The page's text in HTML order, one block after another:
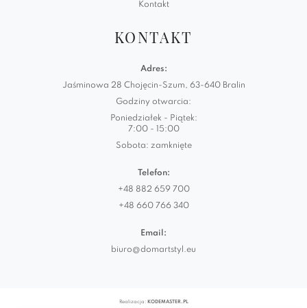
Kontakt
KONTAKT
Adres:
Jaśminowa 28 Chojęcin-Szum, 63-640 Bralin
Godziny otwarcia:
Poniedziałek - Piątek:
7:00 - 15:00
Sobota: zamknięte
Telefon:
+48 882 659 700
+48 660 766 340
Email:
biuro@domartstyl.eu
Realizacja: KODEMASTER.PL